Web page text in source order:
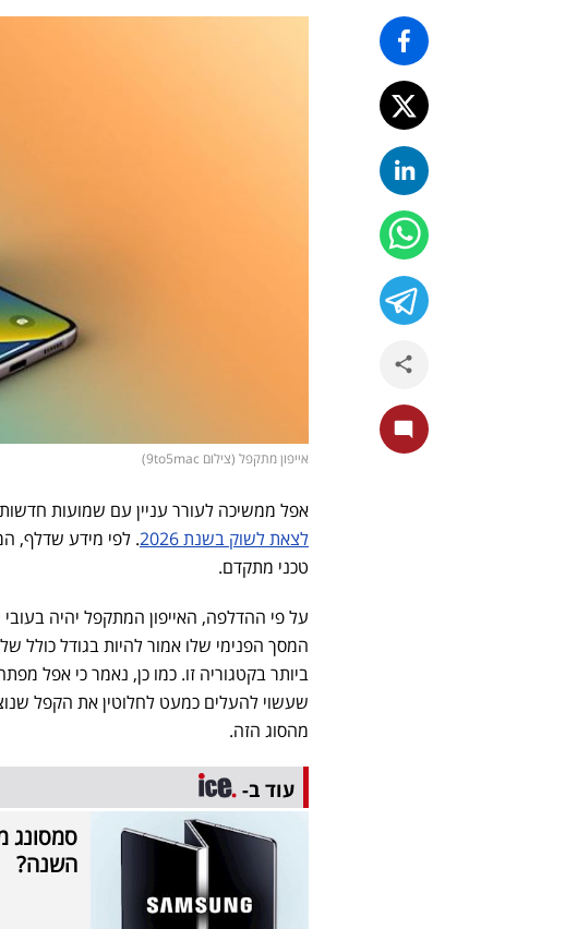
אייפון מתקפל (צילום 9to5mac)
אפל ממשיכה לעורר עניין עם שמועות
לצאת לשוק בשנת 2026
. לפי מידע שדלף,
טכני מתקדם.
ביותר בקטגוריה זו. כמו כן, נאמר כי אפל
שעשוי להעלים כמעט לחלוטין את הקפל
מהסוג הזה.
עוד ב-
סמסונג
השנה?